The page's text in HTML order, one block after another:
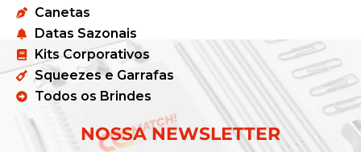
Canetas
Datas Sazonais
Kits Corporativos
Squeezes e Garrafas
Todos os Brindes
NOSSA NEWSLETTER